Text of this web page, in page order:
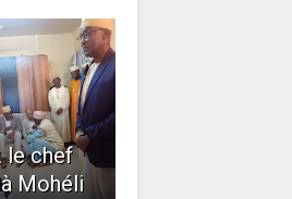
le chef
Mohéli